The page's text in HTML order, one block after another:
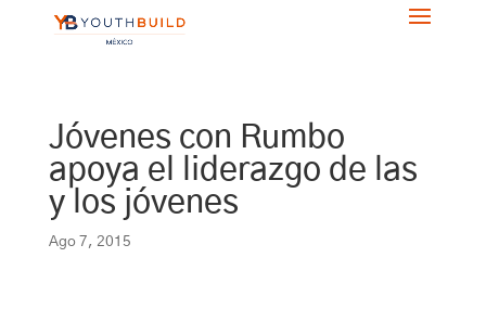
Jóvenes con Rumbo
apoya el liderazgo de las
y los jóvenes
Ago 7, 2015